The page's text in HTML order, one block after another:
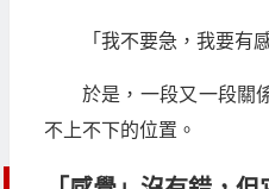
「我不要急，我要有
於是，一段又一段關
不上不下的位置。